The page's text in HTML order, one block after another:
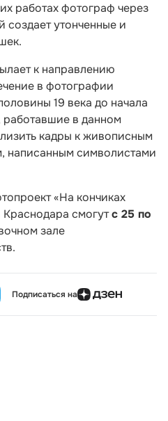
работах фотограф через
утонченные и
к направлению
в фотографии
19 века до начала
в данном
кадры к живописным
написанным символистами
«На кончиках
Краснодара смогутс 25 по
зале
Подписаться на